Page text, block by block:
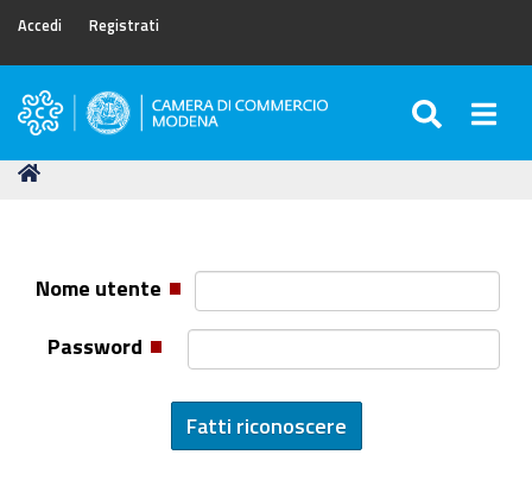
Accedi Registrati
Camera
Commercio
Tu
Nome utente
Password